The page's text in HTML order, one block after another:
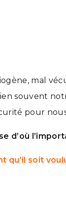
mal
souvent
pour
d’où
qu’il soit